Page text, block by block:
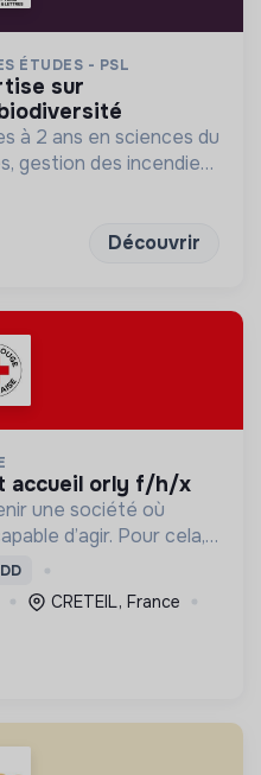
ÉTUDES - PSL
à 2 ans en sciences du
gestion des incendies
Découvrir
accueil orly f/h/x
une société où
d’agir. Pour cela,
et des lieux
adaptés à tous.
CRETEIL, France